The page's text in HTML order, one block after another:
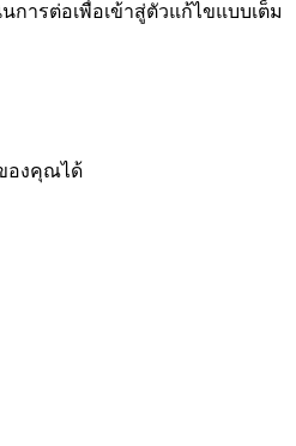
ารต่อเพื่อเข้าสู่ตัวแก้ไขแบบเต็ม
องคุณได้